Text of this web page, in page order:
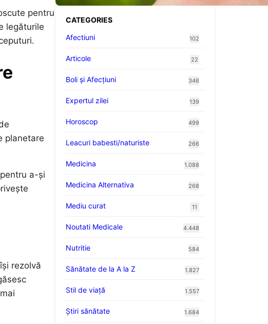
pentru
legăturile
planetare
a-și
rezolvă
CATEGORIES
Afectiuni
102
Articole 22
Boli și Afecțiuni 346
Expertul zilei 139
Horoscop 499
Leacuri babesti/naturiste 266
Medicina 1.088
Medicina Alternativa 268
Mediu curat 11
Noutati Medicale 4.448
Nutritie 584
Sănătate de la A la Z 1.827
Stil de viaţă 1.557
Ştiri sănătate 1.684